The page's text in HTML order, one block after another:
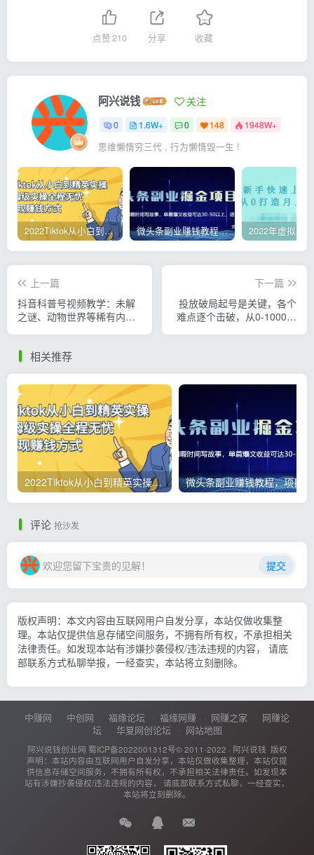
点赞210 分享 收藏
阿兴说钱 关注
0 1.6W+ 0 148 1948W+
思维懒惰穷三代 , 行为懒惰毁一生 !
2022Tiktok从小白到精英实操，0-1保姆级实操全程无忧，多种变现赚钱方式 微头条副业赚钱教程，项目单号单天做到50-100+收益
上一篇
抖音科普号视频教学：未解
之谜、动物世界等稀有内
下一篇
投放破局起号是关键，各个
难点逐个击破，从0-1000粉
相关推荐
2022Tiktok从小白到精英实操，0-1保姆级实操全程无忧，多种变现赚钱方式
评论 抢沙发
欢迎您留下宝贵的见解！ 提交
版权声明：本文内容由互联网用户自发分享，本站仅做收集整
理。本站仅提供信息存储空间服务，不拥有所有权，不承担相关
法律责任。如发现本站有涉嫌抄袭侵权/违法违规的内容， 请底
部联系方式私聊举报，一经查实，本站将立刻删除。
中赚网 中创网 福缘论坛 福缘网赚 网赚之家
网赚论
坛
华夏网创论坛 网站地图
阿兴说钱创业网 蜀ICP备2022001312号© 2011-2022 · 阿兴说钱 版权
声明：本站内容由互联网用户自发分享，本站仅做收集整理，本站仅提
供信息存储空间服务，不拥有所有权，不承担相关法律责任。如发现本
站有涉嫌抄袭侵权/违法违规的内容， 请底部联系方式私聊，一经查实，
本站将立刻删除。